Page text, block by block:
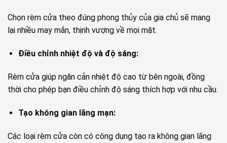
Chọn rèm cửa theo đúng phong thủy của gia chủ sẽ mang
lại nhiều may mắn, thịnh vượng về mọi mặt.
Điều chỉnh nhiệt độ và độ sáng:
Rèm cửa giúp ngăn cản nhiệt độ cao từ bên ngoài, đồng
thời cho phép bạn điều chỉnh độ sáng thích hợp với nhu cầu.
Tạo không gian lãng mạn:
Các loại rèm cửa còn có công dụng tạo ra không gian lãng